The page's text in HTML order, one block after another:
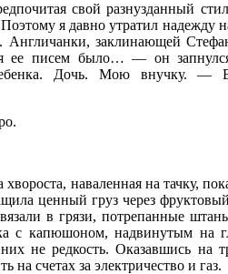
свой разнузданный
я давно утратил надежду
заклинающей
писем было… — он
Дочь. Мою внучку. —
наваленная на тачку,
ценный груз через
в грязи, потрепанные
с капюшоном, надвинутым на
не редкость. Оказавшись на
счетах за электричество и газ.